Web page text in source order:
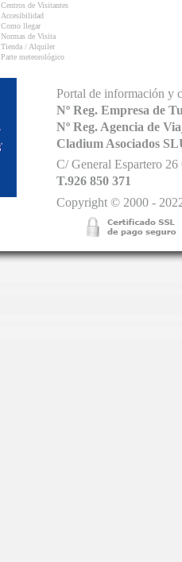
Centros de Visitantes
Accesibilidad
Como llegar
Normas de Visita
Tienda / Alquiler
Parte meteorológico
Portal de información y
Nº Reg. Empresa de
Nº Reg. Agencia de
Cladium Asociados
C/ General Espartero
T.926 850 371
Copyright © 2000 -